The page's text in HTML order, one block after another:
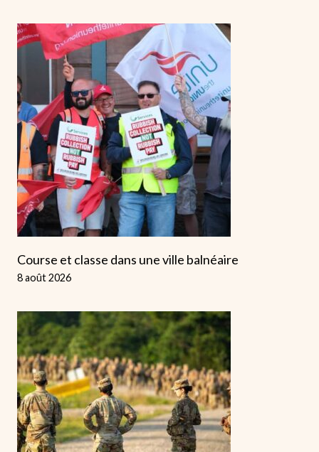
Course et classe dans une ville balnéaire
8 août 2026